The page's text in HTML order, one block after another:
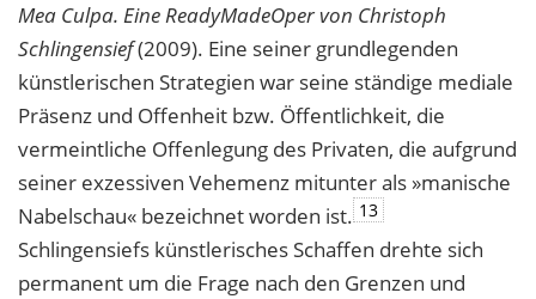
Mea Culpa. Eine ReadyMadeOper von Christoph
Schlingensief(2009). Eine seiner grundlegenden
künstlerischen Strategien war seine ständige mediale
Präsenz und Offenheit bzw. Öffentlichkeit, die
vermeintliche Offenlegung des Privaten, die aufgrund
seiner exzessiven Vehemenz mitunter als »manische
Nabelschau« bezeichnet worden ist. 13
Schlingensiefs künstlerisches Schaffen drehte sich
permanent um die Frage nach den Grenzen und